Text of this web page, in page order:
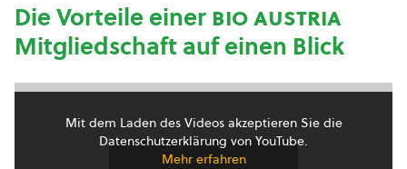
Die Vorteile einerbio austria
Mitgliedschaft auf einen Blick
Mit dem Laden des Videos akzeptieren Sie die
Datenschutzerklärung von YouTube.
Mehr erfahren